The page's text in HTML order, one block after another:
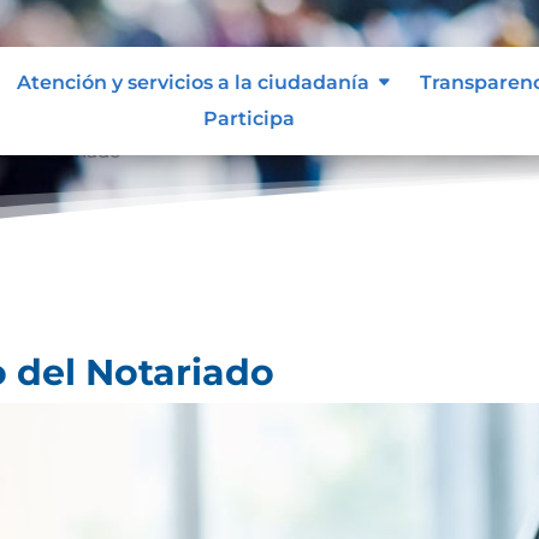
Atención y servicios a la ciudadanía
Participa
Notariado
del Notariado